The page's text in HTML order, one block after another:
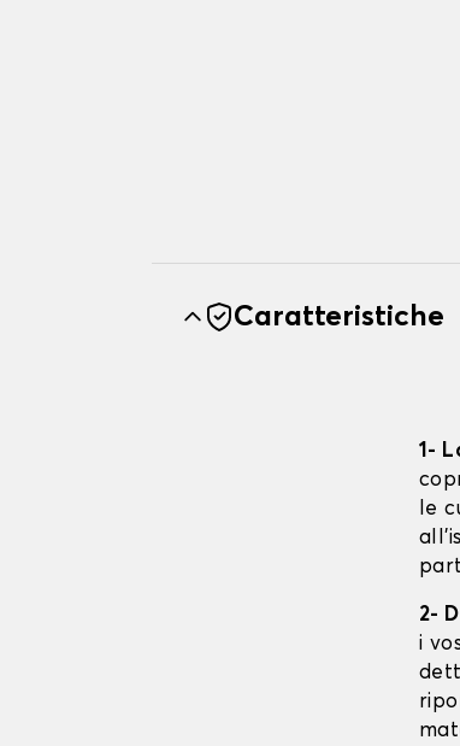
Caratteristiche
1-
le
2-
i